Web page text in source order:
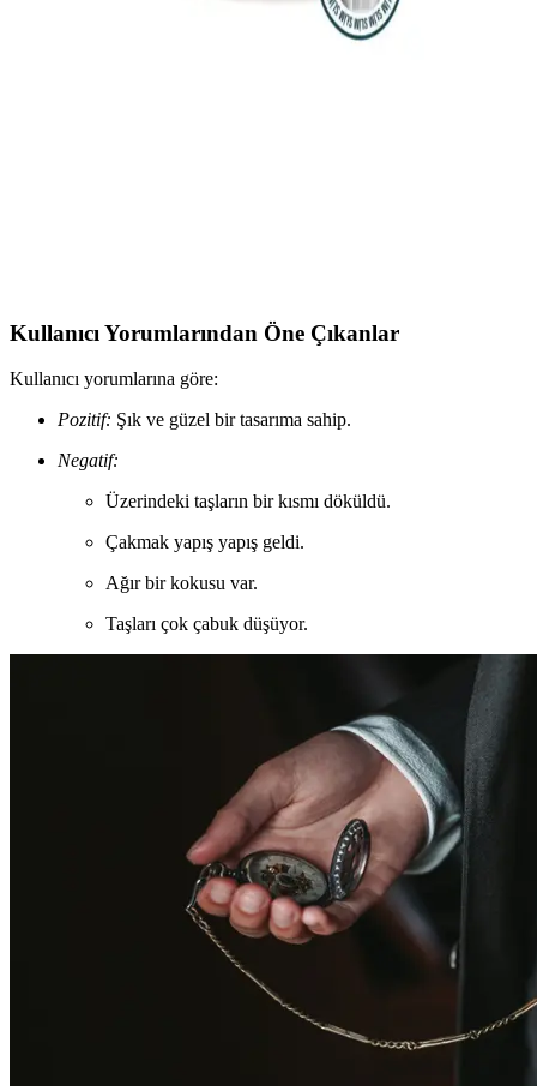
Kullanıcı Yorumlarından Öne Çıkanlar
Kullanıcı yorumlarına göre:
Pozitif: Şık ve güzel bir tasarıma sahip.
Negatif:
Üzerindeki taşların bir kısmı döküldü.
Çakmak yapış yapış geldi.
Ağır bir kokusu var.
Taşları çok çabuk düşüyor.